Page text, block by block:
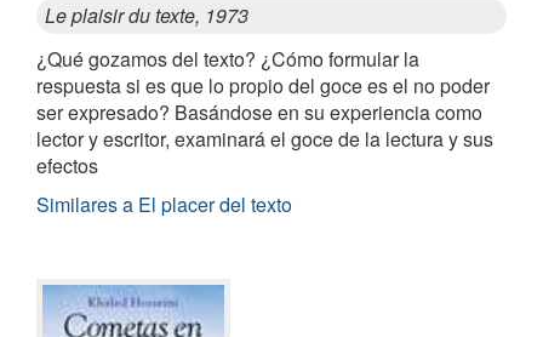
Le plaisir du texte, 1973
¿Qué gozamos del texto? ¿Cómo formular la
respuesta si es que lo propio del goce es el no poder
ser expresado? Basándose en su experiencia como
lector y escritor, examinará el goce de la lectura y sus
efectos
Similares a El placer del texto